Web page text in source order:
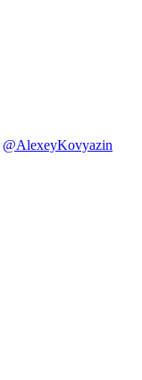
@AlexeyKovyazin